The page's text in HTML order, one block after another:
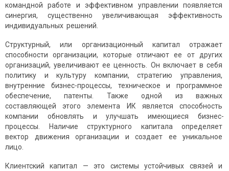
командной работе и эффективном управлении появляется
синергия, существенно увеличивающая эффективность
индивидуальных решений.
Структурный, или организационный капитал отражает
способности организации, которые отличают ее от других
организаций, увеличивают ее ценность. Он включает в себя
политику и культуру компании, стратегию управления,
внутренние бизнес-процессы, техническое и программное
обеспечение, патенты. Также одной из важных
составляющей этого элемента ИК является способность
компании обновлять и улучшать имеющиеся бизнес-
процессы. Наличие структурного капитала определяет
вектор движения организации и создает ее уникальное
лицо.
Клиентский капитал — это системы устойчивых связей и